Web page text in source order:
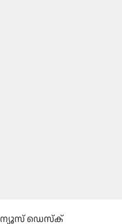
ന്യൂസ് ഡെസ്ക്